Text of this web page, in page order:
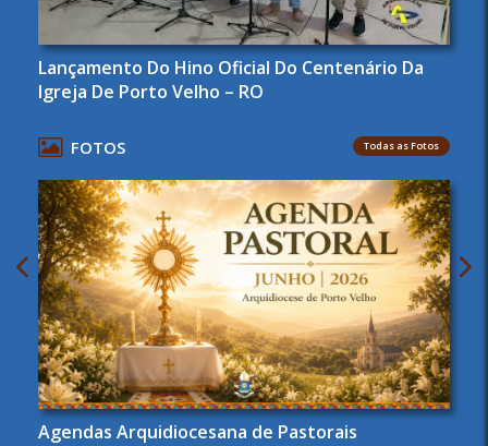
Lançamento Do Hino Oficial Do Centenário Da
Igreja De Porto Velho – RO
FOTOS Todas as Fotos
Agendas Arquidiocesana de Pastorais